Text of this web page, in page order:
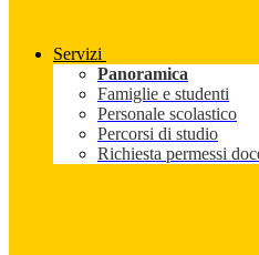
Servizi
Panoramica
Famiglie e studenti
Personale scolastico
Percorsi di studio
Richiesta permessi